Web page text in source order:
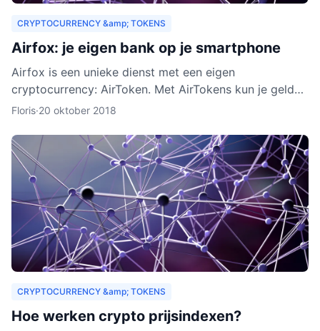
CRYPTOCURRENCY &amp; TOKENS
Airfox: je eigen bank op je smartphone
Airfox is een unieke dienst met een eigen
cryptocurrency: AirToken. Met AirTokens kun je geld
aan elkaar uitlenen, zonder tussenkomst van een bank.
Floris·20 oktober 2018
CRYPTOCURRENCY &amp; TOKENS
Hoe werken crypto prijsindexen?